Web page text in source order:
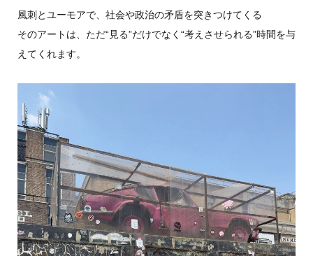
風刺とユーモアで、社会や政治の矛盾を突きつけてくる
そのアートは、ただ“見る”だけでなく“考えさせられる”時間を与
えてくれます。